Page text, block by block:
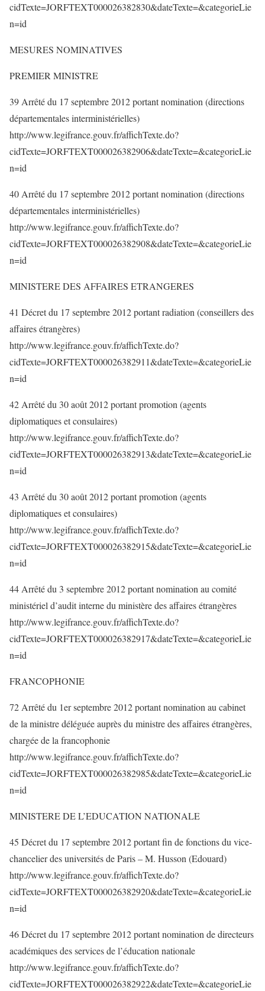
cidTexte=JORFTEXT000026382830&dateTexte=&categorieLie
n=id
MESURES NOMINATIVES
PREMIER MINISTRE
39 Arrêté du 17 septembre 2012 portant nomination (directions
départementales interministérielles)
http://www.legifrance.gouv.fr/affichTexte.do?
cidTexte=JORFTEXT000026382906&dateTexte=&categorieLie
n=id
40 Arrêté du 17 septembre 2012 portant nomination (directions
départementales interministérielles)
http://www.legifrance.gouv.fr/affichTexte.do?
cidTexte=JORFTEXT000026382908&dateTexte=&categorieLie
n=id
MINISTERE DES AFFAIRES ETRANGERES
41 Décret du 17 septembre 2012 portant radiation (conseillers des
affaires étrangères)
http://www.legifrance.gouv.fr/affichTexte.do?
cidTexte=JORFTEXT000026382911&dateTexte=&categorieLie
n=id
42 Arrêté du 30 août 2012 portant promotion (agents
diplomatiques et consulaires)
http://www.legifrance.gouv.fr/affichTexte.do?
cidTexte=JORFTEXT000026382913&dateTexte=&categorieLie
n=id
43 Arrêté du 30 août 2012 portant promotion (agents
diplomatiques et consulaires)
http://www.legifrance.gouv.fr/affichTexte.do?
cidTexte=JORFTEXT000026382915&dateTexte=&categorieLie
n=id
44 Arrêté du 3 septembre 2012 portant nomination au comité
ministériel d’audit interne du ministère des affaires étrangères
http://www.legifrance.gouv.fr/affichTexte.do?
cidTexte=JORFTEXT000026382917&dateTexte=&categorieLie
n=id
FRANCOPHONIE
72 Arrêté du 1er septembre 2012 portant nomination au cabinet
de la ministre déléguée auprès du ministre des affaires étrangères,
chargée de la francophonie
http://www.legifrance.gouv.fr/affichTexte.do?
cidTexte=JORFTEXT000026382985&dateTexte=&categorieLie
n=id
MINISTERE DE L’EDUCATION NATIONALE
45 Décret du 17 septembre 2012 portant fin de fonctions du vice-
chancelier des universités de Paris – M. Husson (Edouard)
http://www.legifrance.gouv.fr/affichTexte.do?
cidTexte=JORFTEXT000026382920&dateTexte=&categorieLie
n=id
46 Décret du 17 septembre 2012 portant nomination de directeurs
académiques des services de l’éducation nationale
http://www.legifrance.gouv.fr/affichTexte.do?
cidTexte=JORFTEXT000026382922&dateTexte=&categorieLie